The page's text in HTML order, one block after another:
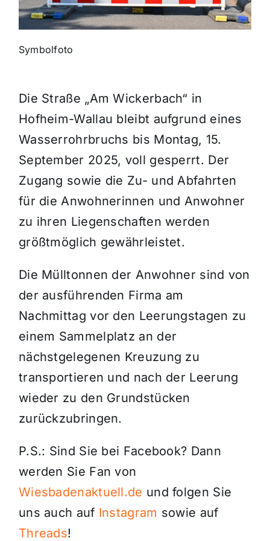
Themen und Termine
Symbolfoto
Die Straße „Am Wickerbach“ in
Hofheim-Wallau bleibt aufgrund eines
Wasserrohrbruchs bis Montag, 15.
September 2025, voll gesperrt. Der
Zugang sowie die Zu- und Abfahrten
für die Anwohnerinnen und Anwohner
zu ihren Liegenschaften werden
größtmöglich gewährleistet.
Die Mülltonnen der Anwohner sind von
der ausführenden Firma am
Nachmittag vor den Leerungstagen zu
einem Sammelplatz an der
nächstgelegenen Kreuzung zu
transportieren und nach der Leerung
wieder zu den Grundstücken
zurückzubringen.
P.S.: Sind Sie bei Facebook? Dann
werden Sie Fan von
Wiesbadenaktuell.de und folgen Sie
uns auch auf Instagram sowie auf
Threads!